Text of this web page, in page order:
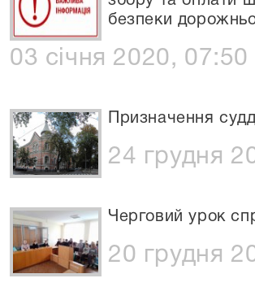
безпеки
03 січня 2020, 07:50
Призначення
24 грудня
Черговий урок
20 грудня